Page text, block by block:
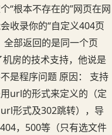
“根本不存在的”网页在网
收录你的“自定义404页
全部返回的是同一个页
房的技术支持，他说是
是程序问题 原因： 支持
url的形式来定义的（定
形式及302跳转），导
，500等（只有选文件